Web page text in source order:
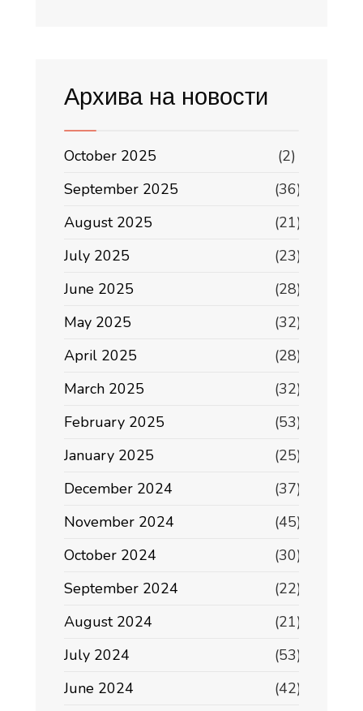
Архива на новости
October 2025
(2)
September 2025
(36)
August 2025
(21)
July 2025
(23)
June 2025
(28)
May 2025
(32)
April 2025
(28)
March 2025
(32)
February 2025
(53)
January 2025
(25)
December 2024
(37)
November 2024
(45)
October 2024
(30)
September 2024
(22)
August 2024
(21)
July 2024
(53)
June 2024
(42)